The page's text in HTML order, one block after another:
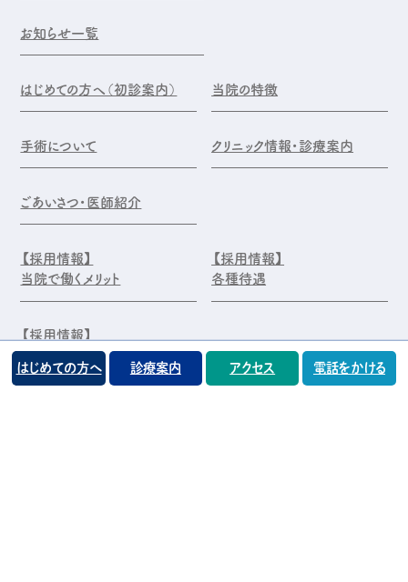
お知らせ一覧
はじめての方へ（初診案内） 当院の特徴
手術について クリニック情報・診療案内
ごあいさつ・医師紹介
【採用情報】
当院で働くメリット
【採用情報】
各種待遇
【採用情報】
エントリー・お問合せ
はじめての方へ 診療案内 アクセス 電話をかける